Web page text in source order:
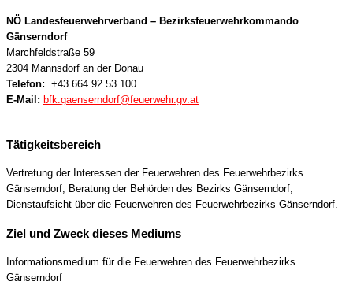
NÖ Landesfeuerwehrverband – Bezirksfeuerwehrkommando
Gänserndorf
Marchfeldstraße 59
2304 Mannsdorf an der Donau
Telefon: +43 664 92 53 100
E-Mail: bfk.gaenserndorf@feuerwehr.gv.at
Tätigkeitsbereich
Vertretung der Interessen der Feuerwehren des Feuerwehrbezirks
Gänserndorf, Beratung der Behörden des Bezirks Gänserndorf,
Dienstaufsicht über die Feuerwehren des Feuerwehrbezirks Gänserndorf.
Ziel und Zweck dieses Mediums
Informationsmedium für die Feuerwehren des Feuerwehrbezirks
Gänserndorf